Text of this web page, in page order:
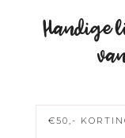
Handige
€50,-